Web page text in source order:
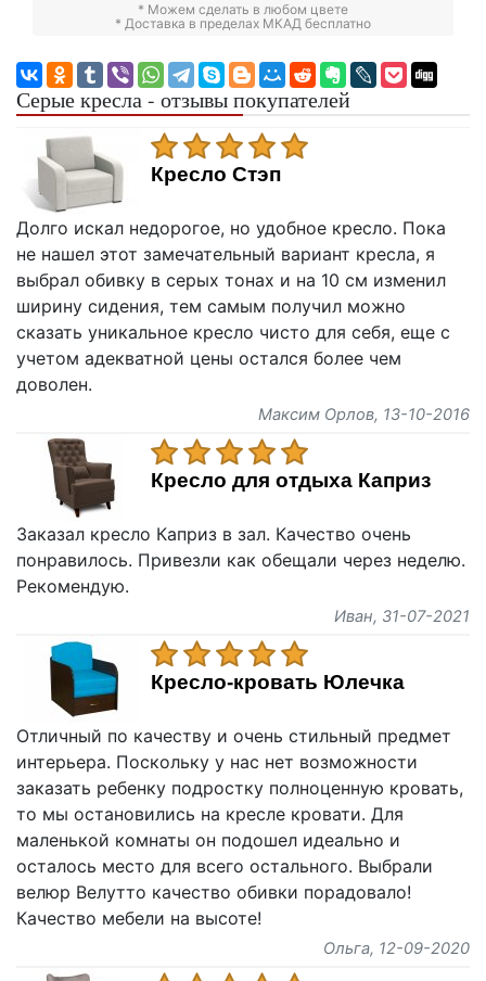
* Можем сделать в любом цвете
* Доставка в пределах МКАД бесплатно
Серые кресла - отзывы покупателей
Кресло Стэп
Долго искал недорогое, но удобное кресло. Пока
не нашел этот замечательный вариант кресла, я
выбрал обивку в серых тонах и на 10 см изменил
ширину сидения, тем самым получил можно
сказать уникальное кресло чисто для себя, еще с
учетом адекватной цены остался более чем
доволен.
Максим Орлов, 13-10-2016
Кресло для отдыха Каприз
Заказал кресло Каприз в зал. Качество очень
понравилось. Привезли как обещали через неделю.
Рекомендую.
Иван, 31-07-2021
Кресло-кровать Юлечка
Отличный по качеству и очень стильный предмет
интерьера. Поскольку у нас нет возможности
заказать ребенку подростку полноценную кровать,
то мы остановились на кресле кровати. Для
маленькой комнаты он подошел идеально и
осталось место для всего остального. Выбрали
велюр Велутто качество обивки порадовало!
Качество мебели на высоте!
Ольга, 12-09-2020